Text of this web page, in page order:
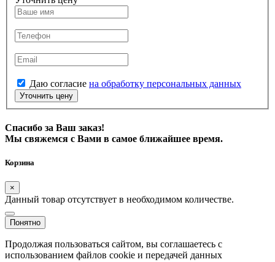
Даю согласие на обработку персональных данных
Уточнить цену
Спасибо за Ваш заказ!
Мы свяжемся с Вами в самое ближайшее время.
Корзина
×
Данный товар отсутствует в необходимом количестве.
Понятно
Продолжая пользоваться сайтом, вы соглашаетесь с
использованием файлов cookie и передачей данных